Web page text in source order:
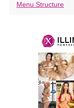
Menu Structure